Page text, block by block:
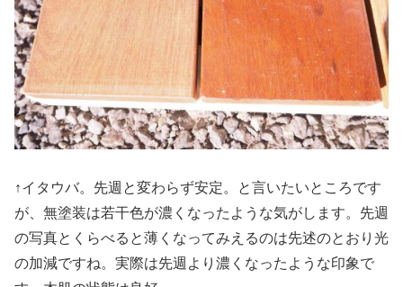
↑イタウバ。先週と変わらず安定。と言いたいところです
が、無塗装は若干色が濃くなったような気がします。先週
の写真とくらべると薄くなってみえるのは先述のとおり光
の加減ですね。実際は先週より濃くなったような印象で